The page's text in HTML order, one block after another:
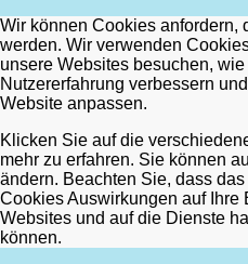
Wir können Cookies anfordern,
werden. Wir verwenden
unsere Websites besuchen,
Nutzererfahrung verbessern
Website anpassen.
Klicken Sie auf die
mehr zu erfahren. Sie können
ändern. Beachten Sie, dass
Cookies Auswirkungen auf Ihre
Websites und auf die Dienste
können.